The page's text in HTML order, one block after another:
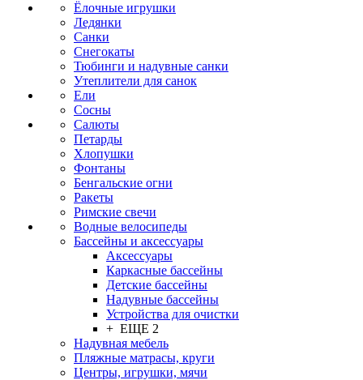
Ёлочные игрушки
Ледянки
Санки
Снегокаты
Тюбинги и надувные санки
Утеплители для санок
Ели
Сосны
Салюты
Петарды
Хлопушки
Фонтаны
Бенгальские огни
Ракеты
Римские свечи
Водные велосипеды
Бассейны и аксессуары
Аксессуары
Каркасные бассейны
Детские бассейны
Надувные бассейны
Устройства для очистки
+ ЕЩЕ 2
Надувная мебель
Пляжные матрасы, круги
Центры, игрушки, мячи